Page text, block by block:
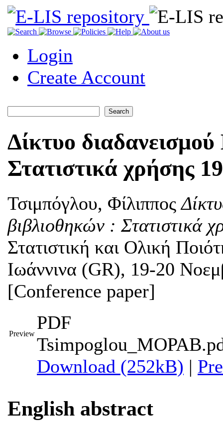
Login
Create Account
Δίκτυο
Στατιστικά χρήσης
Τσιμπόγλου, Φίλιππος
βιβλιοθηκών : Στατιστικά
Στατιστική και Ολική
Ιωάννινα (GR), 19-20
[Conference paper]
Preview
PDF
Download (252kB) |
English abstract